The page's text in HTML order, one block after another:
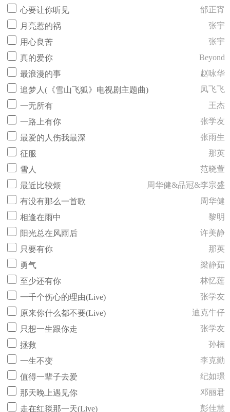
心要让你听见
邰正宵
月亮惹的祸
张宇
用心良苦
张宇
真的爱你
Beyond
最浪漫的事
赵咏华
追梦人(《雪山飞狐》电视剧主题曲)
凤飞飞
一无所有
王杰
一路上有你
张学友
最爱的人伤我最深
张雨生
征服
那英
雪人
范晓萱
最近比较烦
周华健&品冠&李宗盛
有没有那么一首歌
周华健
相逢在雨中
黎明
阳光总在风雨后
许美静
只要有你
那英
勇气
梁静茹
至少还有你
林忆莲
一千个伤心的理由(Live)
张学友
原来你什么都不要(Live)
迪克牛仔
只想一生跟你走
张学友
拯救
孙楠
一生不变
李克勤
值得一辈子去爱
纪如璟
那天晚上遇见你
邓丽君
走在红毯那一天(Live)
彭佳慧